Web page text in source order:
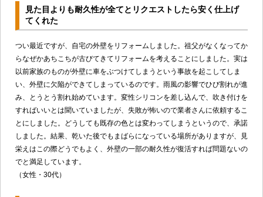
見た目よりも耐久性が全てとリクエストしたら安く仕上げ
てくれた
つい最近ですが、自宅の外壁をリフォームしました。祖父がなくなってか
らなぜかあちこちが古びてきてリフォームを考えることにしました。実は
以前家族のものが外壁に車をぶつけてしまうという事故を起こしてしま
い、外壁に欠陥ができてしまっているのです。雨風の影響でひび割れが進
み、とうとう割れ始めています。変性シリコンを差し込んで、吹き付けを
すればいいとは聞いていましたが、失敗が怖いので業者さんに依頼するこ
とにしました。どうしても既存の色とは変わってしまうというので、承諾
しました。結果、乾いた後でもまばらになっている場所がありますが、見
栄えはこの際どうでもよく、外壁の一部の耐久性が復活すれば問題ないの
でと満足しています。
（女性・30代）